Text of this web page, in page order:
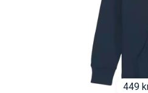
449